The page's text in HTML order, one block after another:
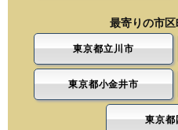
最寄りの市
東京都立川市
東京都小金井市
東京都